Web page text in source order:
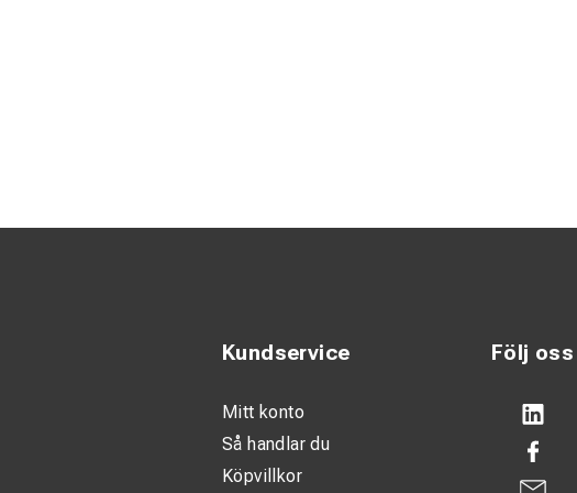
Följ oss
Kundservice
Mitt konto
Så handlar du
Köpvillkor